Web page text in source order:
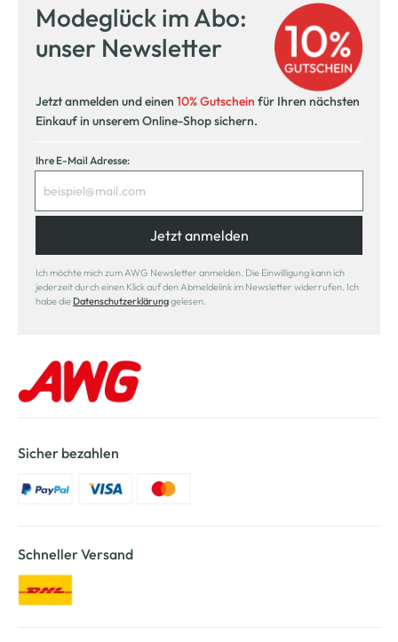
Modeglück im Abo:
unser Newsletter
Jetzt anmelden und einen 10% Gutschein für Ihren nächsten
Einkauf in unserem Online-Shop sichern.
Ihre E-Mail Adresse:
Jetzt anmelden
Ich möchte mich zum AWG Newsletter anmelden. Die Einwilligung kann ich
jederzeit durch einen Klick auf den Abmeldelink im Newsletter widerrufen. Ich
habe die Datenschutzerklärunggelesen.
Sicher bezahlen
Schneller Versand